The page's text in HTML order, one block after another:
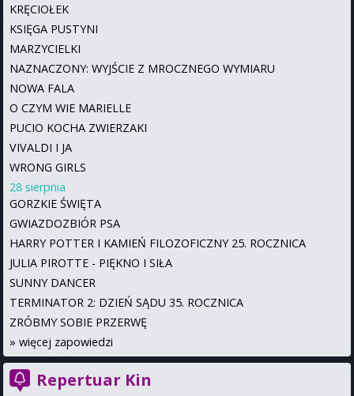
KRĘCIOŁEK
KSIĘGA PUSTYNI
MARZYCIELKI
NAZNACZONY: WYJŚCIE Z MROCZNEGO WYMIARU
NOWA FALA
O CZYM WIE MARIELLE
PUCIO KOCHA ZWIERZAKI
VIVALDI I JA
WRONG GIRLS
28 sierpnia
GORZKIE ŚWIĘTA
GWIAZDOZBIÓR PSA
HARRY POTTER I KAMIEŃ FILOZOFICZNY 25. ROCZNICA
JULIA PIROTTE - PIĘKNO I SIŁA
SUNNY DANCER
TERMINATOR 2: DZIEŃ SĄDU 35. ROCZNICA
ZRÓBMY SOBIE PRZERWĘ
» więcej zapowiedzi
Repertuar Kin